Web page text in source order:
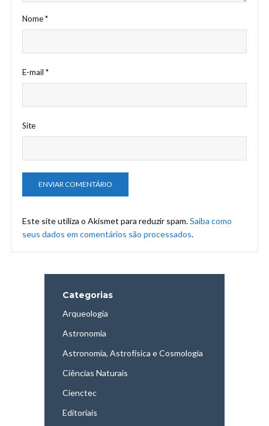
Nome*
E-mail *
Site
Este site utiliza o Akismet para reduzir spam.Saiba como
seus dados em comentários são processados.
Categorias
Arqueologia
Astronomia
Astronomia, Astrofísica e Cosmologia
Ciências Naturais
Cienctec
Editoriais